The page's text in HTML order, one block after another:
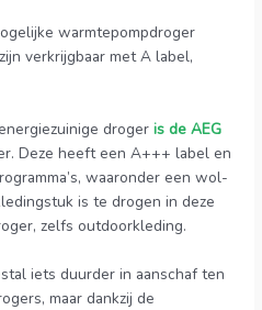
warmtepompdroger
verkrijgbaar met A label,
droger is de AEG
Deze heeft een A+++ label en
waaronder een wol-
is te drogen in deze
zelfs outdoorkleding.
iets duurder in aanschaf ten
maar dankzij de